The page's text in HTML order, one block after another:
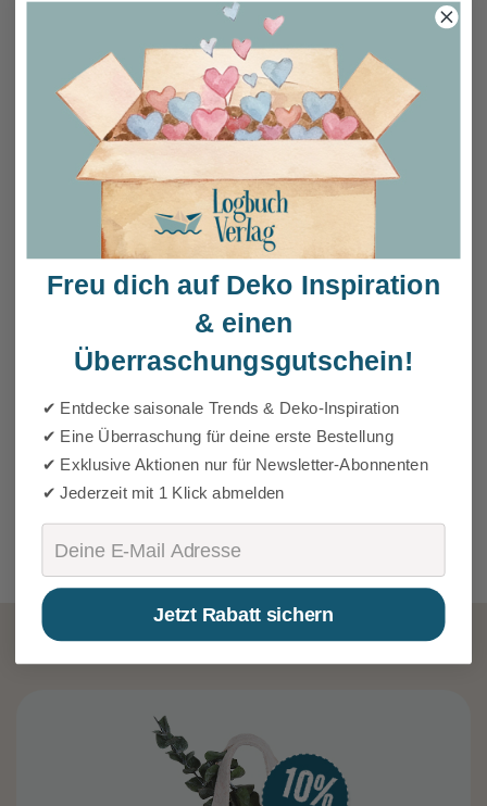
Freu dich auf Deko Inspiration
& einen
Überraschungsgutschein!
✔ Entdecke saisonale Trends & Deko-Inspiration
✔ Eine Überraschung für deine erste Bestellung
✔ Exklusive Aktionen nur für Newsletter-Abonnenten
✔ Jederzeit mit 1 Klick abmelden
Jetzt Rabatt sichern